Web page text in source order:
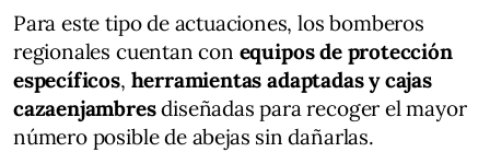
Para este tipo de actuaciones, los bomberos
regionales cuentan con equipos de protección
específicos, herramientas adaptadas y cajas
cazaenjambresdiseñadas para recoger el mayor
número posible de abejas sin dañarlas.